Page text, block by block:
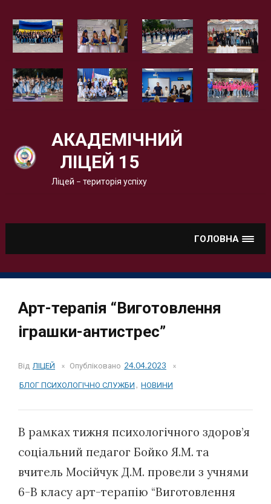
АКАДЕМІЧНИЙ
ЛІЦЕЙ 15
Ліцей – територія успіху
ГОЛОВНА
Арт-терапія “Виготовлення
іграшки-антистрес”
Від ЛІЦЕЙ Опубліковано 24.04.2023
БЛОГ ПСИХОЛОГІЧНО СЛУЖБИ, НОВИНИ
В рамках тижня психологічного здоров’я
соціальний педагог Бойко Я.М. та
вчитель Мосійчук Д.М. провели з учнями
6-В класу арт-терапію “Виготовлення